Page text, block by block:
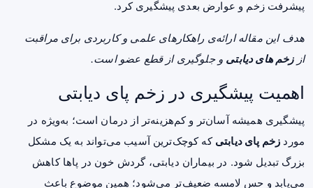
پیشرفت زخم و عوارض بعدی پیشگیری کرد.
هدف این مقاله ارائه‌ی راهکارهای علمی و کاربردی برای مراقبت
اززخم های دیابتی و جلوگیری از قطع عضو است.
اهمیت پیشگیری در زخم پای دیابتی
پیشگیری همیشه آسان‌تر و کم‌هزینه‌تر از درمان است؛ به‌ویژه در
مورد زخم پای دیابتی که کوچک‌ترین آسیب می‌تواند به یک مشکل
بزرگ تبدیل شود. در بیماران دیابتی، گردش خون در پاها کاهش
می‌یابد و حس لامسه ضعیف‌تر می‌شود؛ همین موضوع باعث